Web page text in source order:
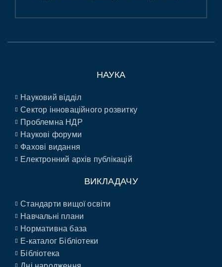
НАУКА
Науковий відділ
Сектор інноваційного розвитку
Проблемна НДР
Наукові форуми
Фахові видання
Електронний архів публікацій
ВИКЛАДАЧУ
Стандарти вищої освіти
Навчальні плани
Нормативна база
E-каталог Бібліотеки
Бібліотека